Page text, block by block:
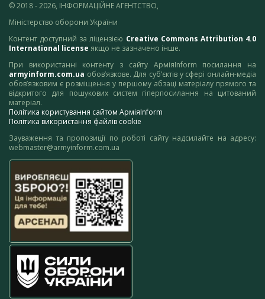
© 2018 - 2026, ІНФОРМАЦІЙНЕ АГЕНТСТВО,
Міністерство оборони України
Контент доступний за ліцензією Creative Commons Attribution 4.0
International license якщо не зазначено інше.
При використанні контенту з сайту АрміяInform посилання на
armyinform.com.ua обов’язкове. Для суб’єктів у сфері онлайн-медіа
обов’язковим є розміщення у першому абзаці матеріалу прямого та
відкритого для пошукових систем гіперпосилання на цитований
матеріал.
Політика користування сайтом АрміяInform
Політика використання файлів cookie
Зауваження та пропозиції по роботі сайту надсилайте на адресу:
webmaster@armyinform.com.ua